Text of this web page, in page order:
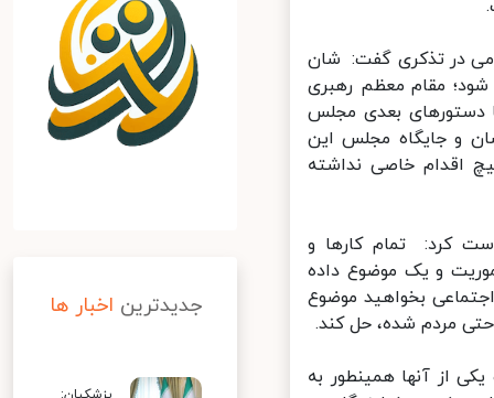
در تذکری گفت: شان
مقام معظم رهبری
دستورهای بعدی مجلس
و جایگاه مجلس این
خاصی نداشته
کرد: تمام کارها و
و یک موضوع داده
بخواهید موضوع
مردم شده، حل کند.
از آنها همینطور به
جدیدترین اخبار ها